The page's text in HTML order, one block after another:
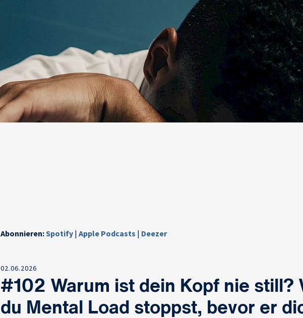
Abonnieren:Spotify | Apple Podcasts | Deezer
02.06.2026
#102 Warum ist dein Kopf nie still?
du Mental Load stoppst, bevor er